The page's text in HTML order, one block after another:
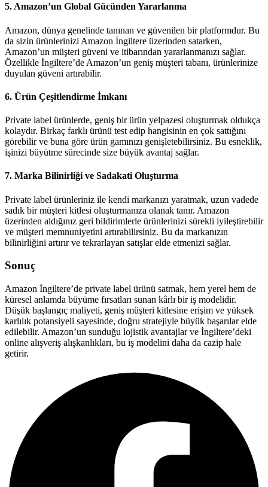
5. Amazon’un Global Gücünden Yararlanma
Amazon, dünya genelinde tanınan ve güvenilen bir platformdur. Bu
da sizin ürünlerinizi Amazon İngiltere üzerinden satarken,
Amazon’un müşteri güveni ve itibarından yararlanmanızı sağlar.
Özellikle İngiltere’de Amazon’un geniş müşteri tabanı, ürünlerinize
duyulan güveni artırabilir.
6. Ürün Çeşitlendirme İmkanı
Private label ürünlerde, geniş bir ürün yelpazesi oluşturmak oldukça
kolaydır. Birkaç farklı ürünü test edip hangisinin en çok sattığını
görebilir ve buna göre ürün gamınızı genişletebilirsiniz. Bu esneklik,
işinizi büyütme sürecinde size büyük avantaj sağlar.
7. Marka Bilinirliği ve Sadakati Oluşturma
Private label ürünleriniz ile kendi markanızı yaratmak, uzun vadede
sadık bir müşteri kitlesi oluşturmanıza olanak tanır. Amazon
üzerinden aldığınız geri bildirimlerle ürünlerinizi sürekli iyileştirebilir
ve müşteri memnuniyetini artırabilirsiniz. Bu da markanızın
bilinirliğini artırır ve tekrarlayan satışlar elde etmenizi sağlar.
Sonuç
Amazon İngiltere’de private label ürünü satmak, hem yerel hem de
küresel anlamda büyüme fırsatları sunan kârlı bir iş modelidir.
Düşük başlangıç maliyeti, geniş müşteri kitlesine erişim ve yüksek
karlılık potansiyeli sayesinde, doğru stratejiyle büyük başarılar elde
edilebilir. Amazon’un sunduğu lojistik avantajlar ve İngiltere’deki
online alışveriş alışkanlıkları, bu iş modelini daha da cazip hale
getirir.